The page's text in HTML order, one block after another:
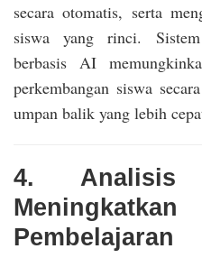
secara otomatis, serta
siswa yang rinci. Sistem
berbasis AI
perkembangan siswa
umpan balik yang lebih
4. Analisis
Pembelajaran